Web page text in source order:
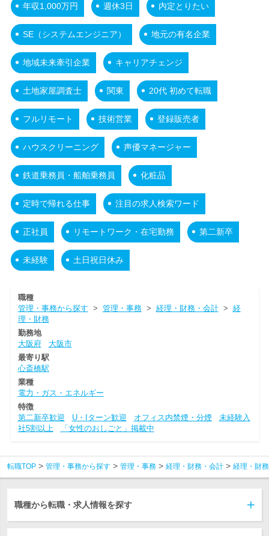
年収1,000万円 週休3日 内定とりたい
SE（システムエンジニア） 地元の有名企業
地域未来牽引企業 キャリアチェンジ
土地家屋調査士 関東 20代 初めて転職
フルリモート 技術営業 登録販売者
ハウスクリーニング 声優マネージャー
鉄道乗務員・船舶乗務員 化粧品
定時で帰れる仕事 注目の求人検索ワード
正社員 リモートワーク・在宅勤務 第二新卒
未経験 土日祝日休み
職種
管理・事務から探す > 管理・事務> 経理・財務・会計> 経
理・財務
勤務地
大阪府
大阪市
最寄り駅
心斎橋駅
業種
電力・ガス・エネルギー
特徴
第二新卒歓迎
U・Iターン歓迎 オフィス内禁煙・分煙
未経験入
社5割以上
「女性のおしごと」掲載中
転職TOP 管理・事務から探す 管理・事務 経理・財務・会計 経理・財務
職種から転職・求人情報を探す